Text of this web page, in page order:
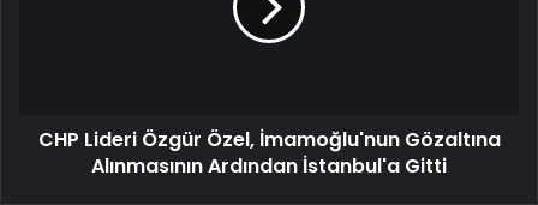
CHP Lideri Özgür Özel, İmamoğlu'nun Gözaltına
Alınmasının Ardından İstanbul'a Gitti